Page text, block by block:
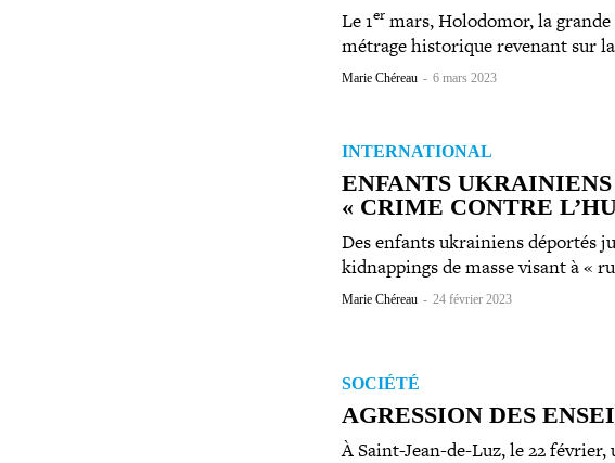
Le 1ermars, Holodomor, la
métrage his­to­rique revenant sur
Marie Chéreau - 6 mars 2023
INTERNATIONAL
ENFANTS
« CRIME CONTRE
Des enfants ukrai­niens déportés
kid­nap­pings de masse visant à «
Marie Chéreau - 24 février 2023
SOCIÉTÉ
AGRESSION DES
À Saint-​Jean-​de-​Luz, le 22